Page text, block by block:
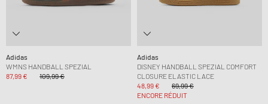
Adidas
WMNS HANDBALL SPEZIAL
87,99 €
109,99 €
Adidas
DISNEY HANDBALL SPEZIAL COMFORT
CLOSURE ELASTIC LACE
48,99 €
69,99 €
ENCORE RÉDUIT